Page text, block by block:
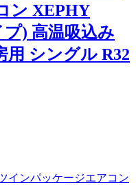
ン XEPHY
) 高温吸込み
用 シングル R32
インパッケージエアコン